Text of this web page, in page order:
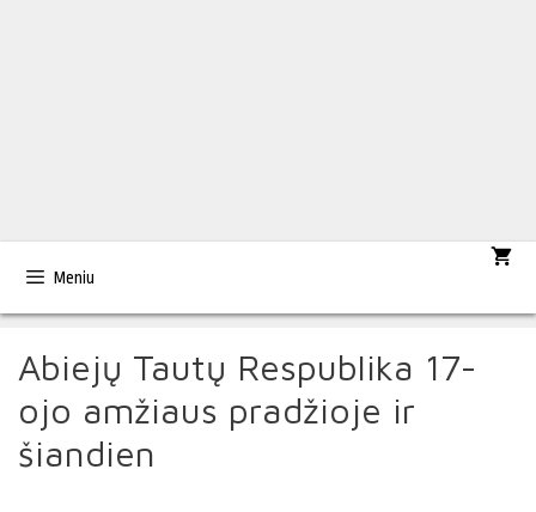
Meniu
Abiejų Tautų Respublika 17-
ojo amžiaus pradžioje ir
šiandien